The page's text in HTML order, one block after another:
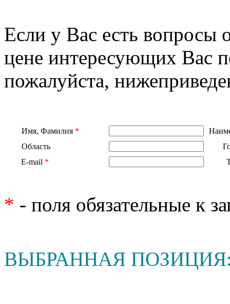
Если у Вас есть вопросы
цене интересующих Вас
пожалуйста,
Имя, Фамилия *
Область
E-mail *
* - поля обязательные к
ВЫБРАННАЯ